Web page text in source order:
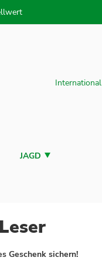
International
JAGD
Geschenk sichern!